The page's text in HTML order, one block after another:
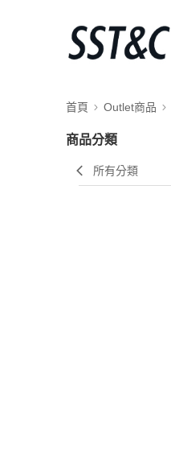
首頁 Outlet商品
商品分類
所有分類